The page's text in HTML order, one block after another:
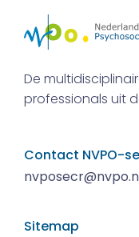
De
professionals uit
Contact NVPO-
Sitemap